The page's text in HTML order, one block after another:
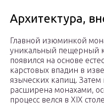
Архитектура,
Главной изюминкой
уникальный пещерный
появился на основе
карстовых впадин в
языческих капищ.
расширена монахами,
процесс велся в XIX